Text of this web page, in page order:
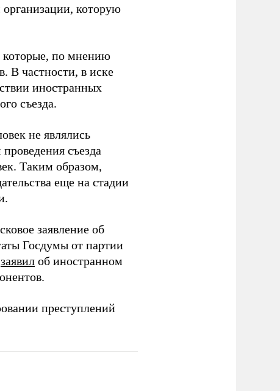
которую
которые, по мнению
В частности, в иске
иностранных
съезда.
не являлись
съезда
Таким образом,
еще на стадии
заявление об
Госдумы от партии
заявил об иностранном
преступлений